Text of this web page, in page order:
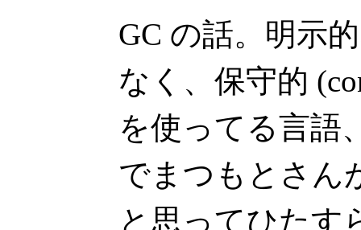
GC の話。明示
なく、保守的
を使ってる言語
でまつもとさ
と思ってひたす